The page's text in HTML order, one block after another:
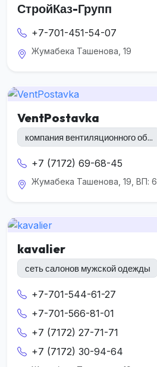
СтройКаз-Групп
+7-701-451-54-07
Жумабека Ташенова, 19
VentPostavka
компания вентиляционного об...
+7 (7172) 69-68-45
Жумабека Ташенова, 19, ВП: 6
kavalier
сеть салонов мужской одежды
+7-701-544-61-27
+7-701-566-81-01
+7 (7172) 27-71-71
+7 (7172) 30-94-64